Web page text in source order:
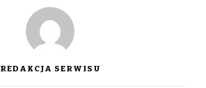
REDAKCJA SERWISU